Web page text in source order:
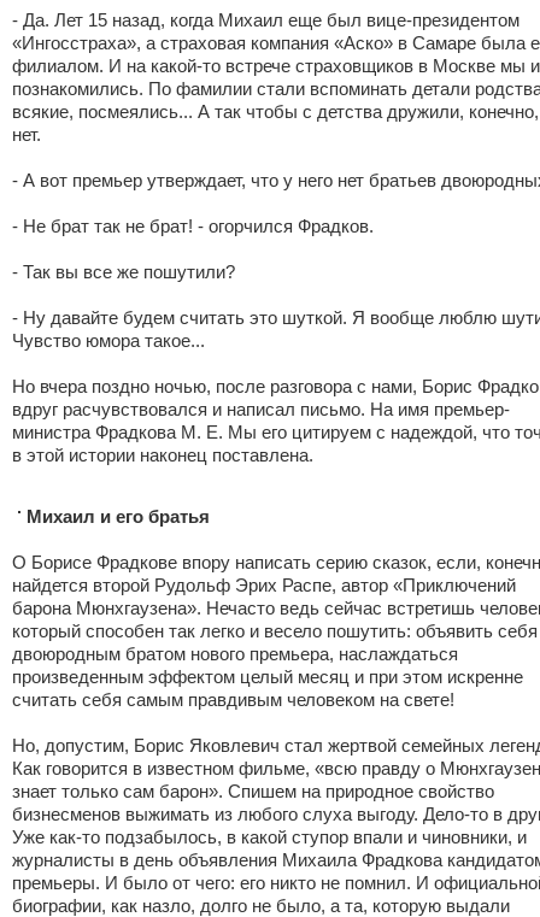
- Да. Лет 15 назад, когда Михаил еще был вице-президентом
«Ингосстраха», а страховая компания «Аско» в Самаре была
филиалом. И на какой-то встрече страховщиков в Москве мы и
познакомились. По фамилии стали вспоминать детали
всякие, посмеялись... А так чтобы с детства дружили, конечно,
нет.
- А вот премьер утверждает, что у него нет братьев
- Не брат так не брат! - огорчился Фрадков.
- Так вы все же пошутили?
- Ну давайте будем считать это шуткой. Я вообще люблю
Чувство юмора такое...
Но вчера поздно ночью, после разговора с нами, Борис
вдруг расчувствовался и написал письмо. На имя премьер-
министра Фрадкова М. Е. Мы его цитируем с надеждой, что
в этой истории наконец поставлена.
Михаил и его братья
О Борисе Фрадкове впору написать серию сказок, если,
найдется второй Рудольф Эрих Распе, автор «Приключений
барона Мюнхгаузена». Нечасто ведь сейчас встретишь
который способен так легко и весело пошутить: объявить себя
двоюродным братом нового премьера, наслаждаться
произведенным эффектом целый месяц и при этом искренне
считать себя самым правдивым человеком на свете!
Но, допустим, Борис Яковлевич стал жертвой семейных
Как говорится в известном фильме, «всю правду о
знает только сам барон». Спишем на природное свойство
бизнесменов выжимать из любого слуха выгоду. Дело-то в
Уже как-то подзабылось, в какой ступор впали и чиновники, и
журналисты в день объявления Михаила Фрадкова
премьеры. И было от чего: его никто не помнил. И
биографии, как назло, долго не было, а та, которую выдали